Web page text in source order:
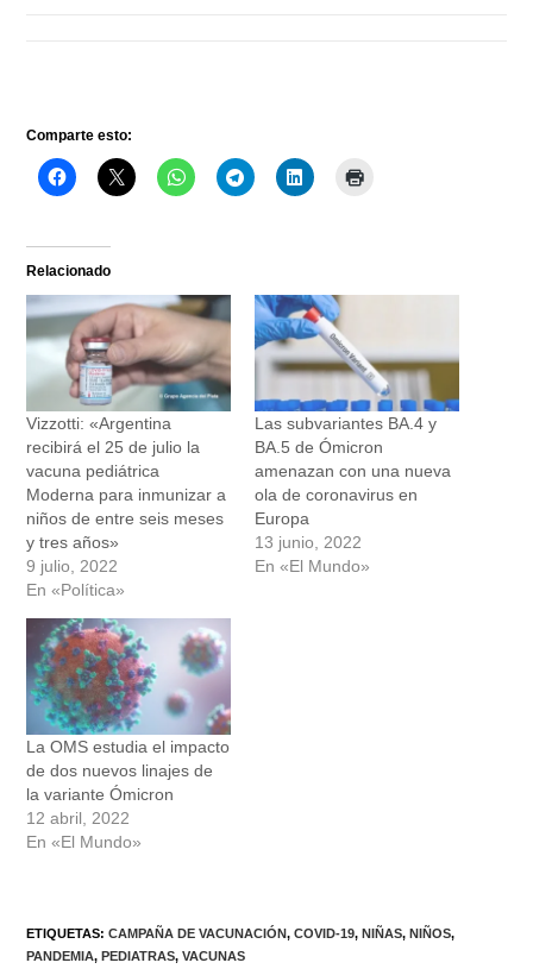
Comparte esto:
Relacionado
Vizzotti: «Argentina
recibirá el 25 de julio la
vacuna pediátrica
Moderna para inmunizar a
niños de entre seis meses
y tres años»
9 julio, 2022
En «Política»
Las subvariantes BA.4 y
BA.5 de Ómicron
amenazan con una nueva
ola de coronavirus en
Europa
13 junio, 2022
En «El Mundo»
La OMS estudia el impacto
de dos nuevos linajes de
la variante Ómicron
12 abril, 2022
En «El Mundo»
ETIQUETAS:CAMPAÑA DE VACUNACIÓN, COVID-19, NIÑAS, NIÑOS,
PANDEMIA, PEDIATRAS, VACUNAS